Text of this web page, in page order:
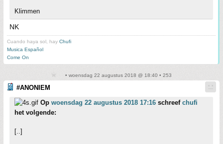
Klimmen
NK
Cuando haya sol, hay Chufi
Musica Español
Come On
• woensdag 22 augustus 2018 @ 18:40 • 253
#ANONIEM
Op woensdag 22 augustus 2018 17:16 schreef chufi
het volgende:
[..]